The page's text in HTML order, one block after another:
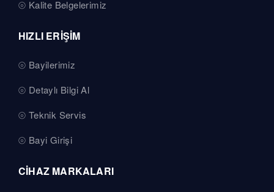
Kalite Belgelerimiz
HIZLI ERİŞİM
Bayilerimiz
Detaylı Bilgi Al
Teknik Servis
Bayi Girişi
CİHAZ MARKALARI